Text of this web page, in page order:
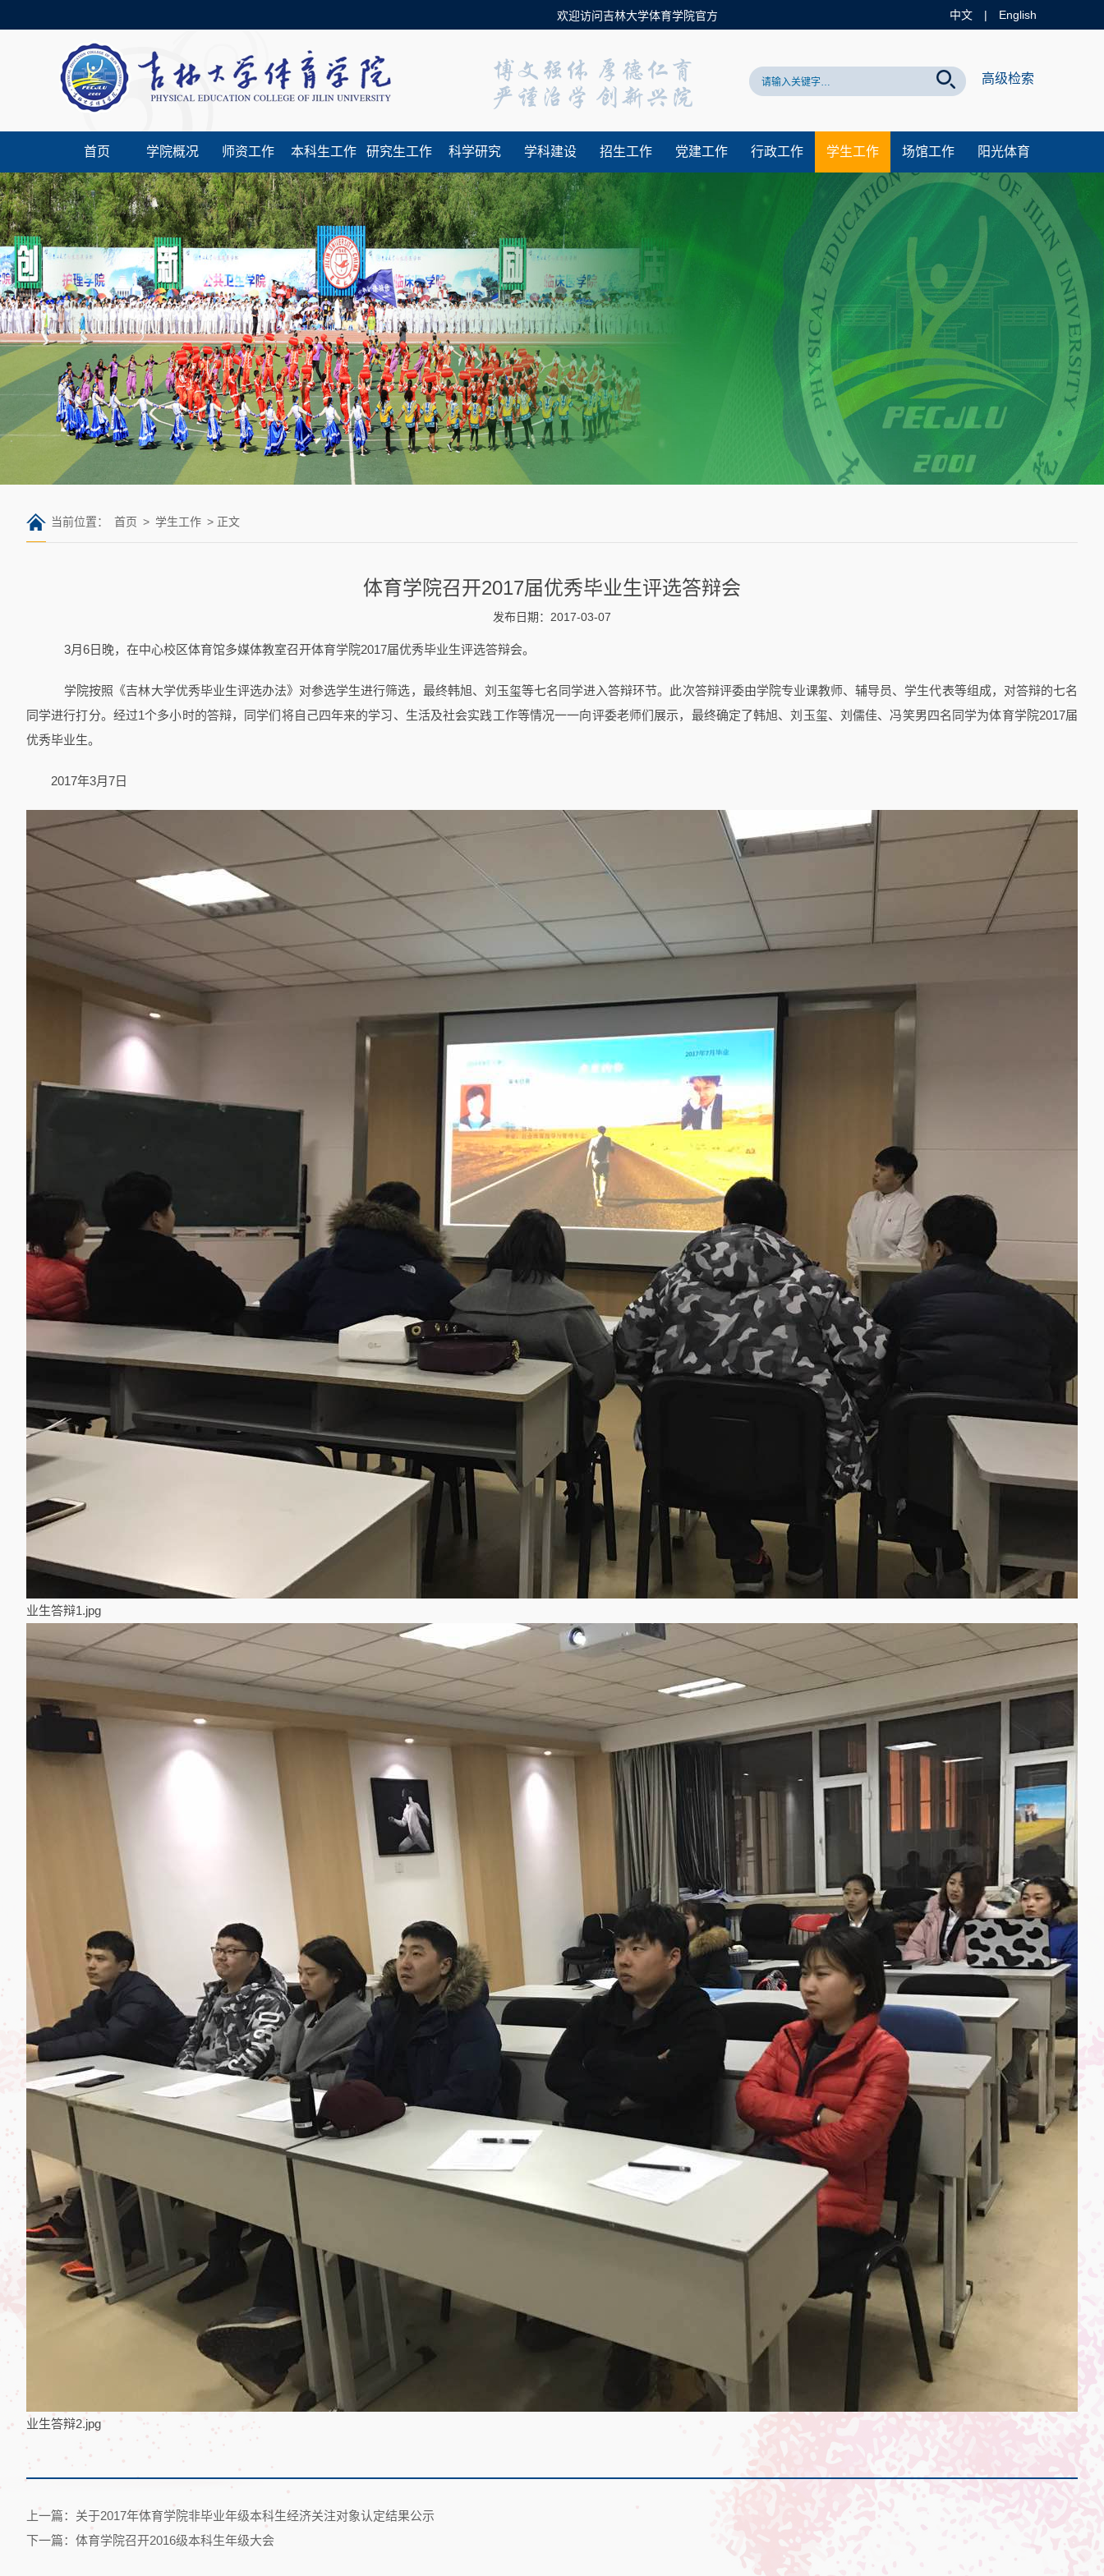
欢迎访问吉林大学体育学院官方网站！ 中文 | English
高级检索
首页 学院概况 师资工作 本科生工作 研究生工作 科学研究 学科建设 招生工作 党建工作 行政工作 学生工作 场馆工作 阳光体育
当前位置： 首页 > 学生工作 > 正文
体育学院召开2017届优秀毕业生评选答辩会
发布日期：2017-03-07
3月6日晚，在中心校区体育馆多媒体教室召开体育学院2017届优秀毕业生评选答辩会。
学院按照《吉林大学优秀毕业生评选办法》对参选学生进行筛选，最终韩旭、刘玉玺等七名同学进入答辩环节。此次答辩评委由学院专业课教师、辅导员、学生代表等组成，对答辩的七名
同学进行打分。经过1个多小时的答辩，同学们将自己四年来的学习、生活及社会实践工作等情况一一向评委老师们展示，最终确定了韩旭、刘玉玺、刘儒佳、冯笑男四名同学为体育学院2017届
优秀毕业生。
2017年3月7日
业生答辩1.jpg
业生答辩2.jpg
上一篇：关于2017年体育学院非毕业年级本科生经济关注对象认定结果公示
下一篇：体育学院召开2016级本科生年级大会